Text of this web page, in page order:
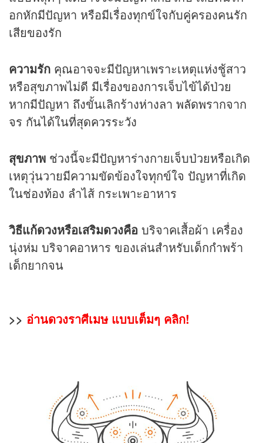
อกหักมีปัญหา หรือมีเรื่องทุกข์ใจกับคู่ครองคนรัก
เสียของรัก
ความรัก คุณอาจจะมีปัญหาเพราะเหตุแห่งชู้สาว
หรือสุขภาพไม่ดี มีเรื่องของการเจ็บไข้ได้ป่วย
หากมีปัญหา ถึงขั้นเลิกร้างห่างลา พลัดพรากจาก
จร กันได้ในที่สุดควรระวัง
สุขภาพ ช่วงนี้จะมีปัญหาร่างกายเจ็บป่วยหรือเกิด
เหตุวุ่นวายมีความขัดข้องใจทุกข์ใจ ปัญหาที่เกิด
ในช่องท้อง ลำไส้ กระเพาะอาหาร
วิธีแก้ดวงหรือเสริมดวงคือ บริจาคเสื้อผ้า เครื่อง
นุ่งห่ม บริจาคอาหาร ของเล่นสำหรับเด็กกำพร้า
เด็กยากจน
>> อ่านดวงราศีเมษ แบบเต็มๆ คลิก!